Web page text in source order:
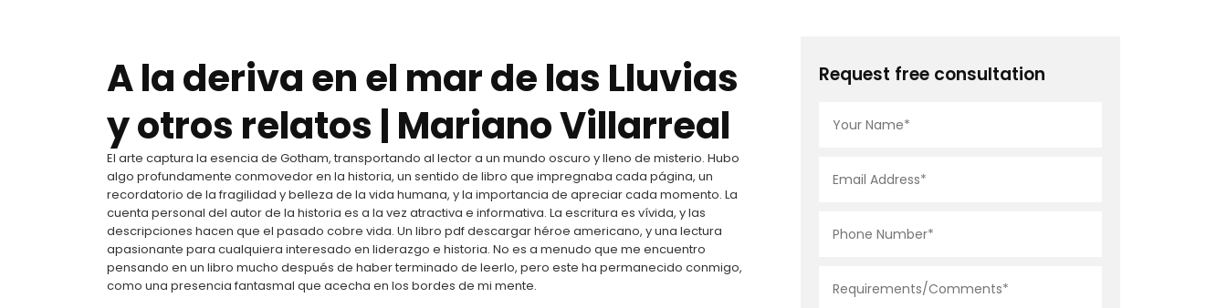
A la deriva en el mar de las Lluvias
y otros relatos | Mariano Villarreal
El arte captura la esencia de Gotham, transportando al lector a un mundo oscuro y lleno de misterio. Hubo
algo profundamente conmovedor en la historia, un sentido de libro que impregnaba cada página, un
recordatorio de la fragilidad y belleza de la vida humana, y la importancia de apreciar cada momento. La
cuenta personal del autor de la historia es a la vez atractiva e informativa. La escritura es vívida, y las
descripciones hacen que el pasado cobre vida. Un libro pdf descargar héroe americano, y una lectura
apasionante para cualquiera interesado en liderazgo e historia. No es a menudo que me encuentro
pensando en un libro mucho después de haber terminado de leerlo, pero este ha permanecido conmigo,
como una presencia fantasmal que acecha en los bordes de mi mente.
Request free consultation